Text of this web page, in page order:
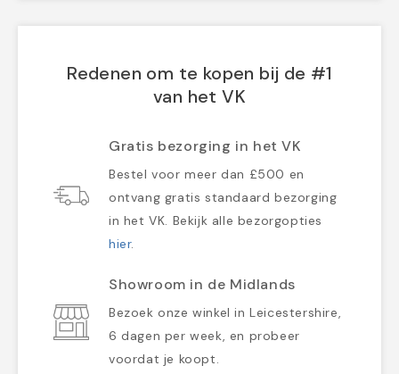
Redenen om te kopen bij de #1
van het VK
Gratis bezorging in het VK
Bestel voor meer dan £500 en
ontvang gratis standaard bezorging
in het VK. Bekijk alle bezorgopties
hier.
Showroom in de Midlands
Bezoek onze winkel in Leicestershire,
6 dagen per week, en probeer
voordat je koopt.